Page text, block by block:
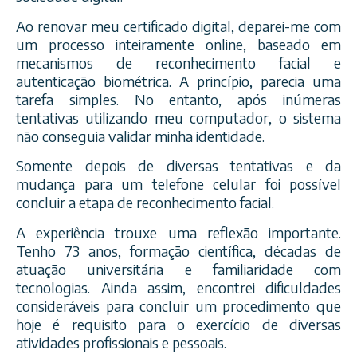
Ao renovar meu certificado digital, deparei-me com
um processo inteiramente online, baseado em
mecanismos de reconhecimento facial e
autenticação biométrica. A princípio, parecia uma
tarefa simples. No entanto, após inúmeras
tentativas utilizando meu computador, o sistema
não conseguia validar minha identidade.
Somente depois de diversas tentativas e da
mudança para um telefone celular foi possível
concluir a etapa de reconhecimento facial.
A experiência trouxe uma reflexão importante.
Tenho 73 anos, formação científica, décadas de
atuação universitária e familiaridade com
tecnologias. Ainda assim, encontrei dificuldades
consideráveis para concluir um procedimento que
hoje é requisito para o exercício de diversas
atividades profissionais e pessoais.